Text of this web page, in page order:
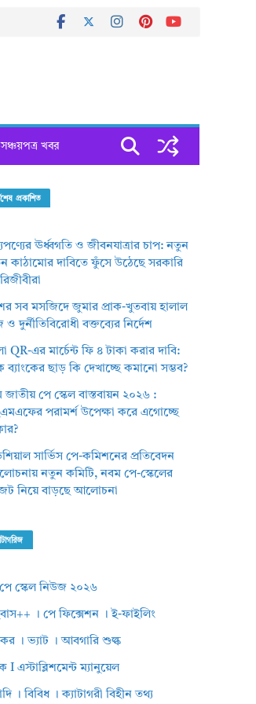
সঞ্চয়পত্র খবর
প্রকাশিত
ঊর্ধ্বগতি ও জীবনযাত্রার চাপ: নতুন
কাঠামোর দাবিতে ফুঁসে উঠেছে সরকারি
সব মসজিদে জুমার প্রাক-খুতবায় হালাল
দুর্নীতিবিরোধী বক্তব্যের নির্দেশ
QR-এর মার্চেন্ট ফি ৪ টাকা করার দাবি:
ব্যাংকের ছাড় কি দেখাচ্ছে কমানো সম্ভব?
জাতীয় পে স্কেল বাস্তবায়ন ২০২৬ :
পরামর্শ উপেক্ষা করে এগোচ্ছে
সার্ভিস পে-কমিশনের প্রতিবেদন
নতুন কমিটি, নবম পে-স্কেলের
নিয়ে বাড়ছে আলোচনা
স্কেল নিউজ ২০২৬
। পে ফিক্সেশন । ই-ফাইলিং
। ভ্যাট । আবগারি শুল্ক
I এস্টাব্লিশমেন্ট ম্যানুয়েল
। বিবিধ । ক্যাটাগরী বিহীন তথ্য